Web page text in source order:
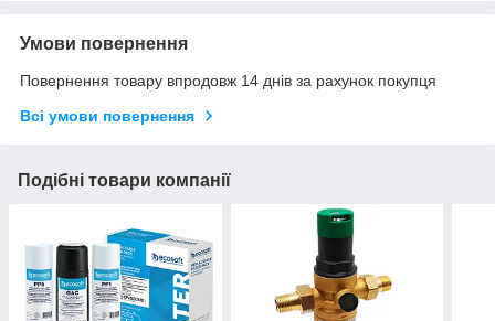
Умови повернення
Повернення товару впродовж 14 днів за рахунок покупця
Всі умови повернення
Подібні товари компанії